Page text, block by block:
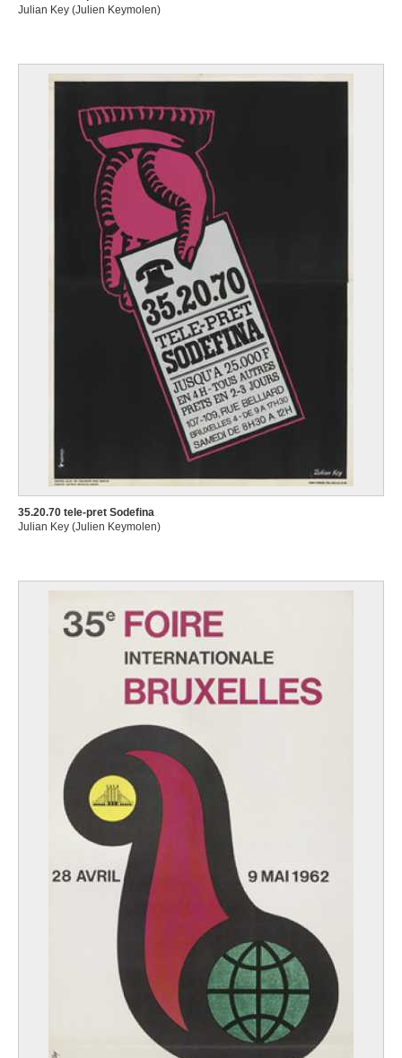
Julian Key (Julien Keymolen)
35.20.70 tele-pret Sodefina
Julian Key (Julien Keymolen)